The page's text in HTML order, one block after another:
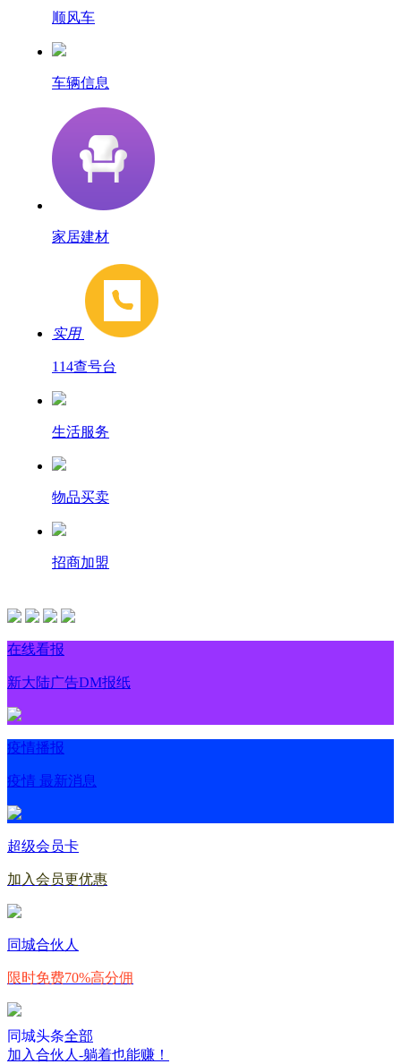
顺风车
车辆信息
家居建材
实用
114查号台
生活服务
物品买卖
招商加盟
在线看报
新大陆广告DM报纸
疫情播报
疫情 最新消息
超级会员卡
加入会员更优惠
同城合伙人
限时免费70%高分佣
同城头条全部
加入合伙人-躺着也能赚！